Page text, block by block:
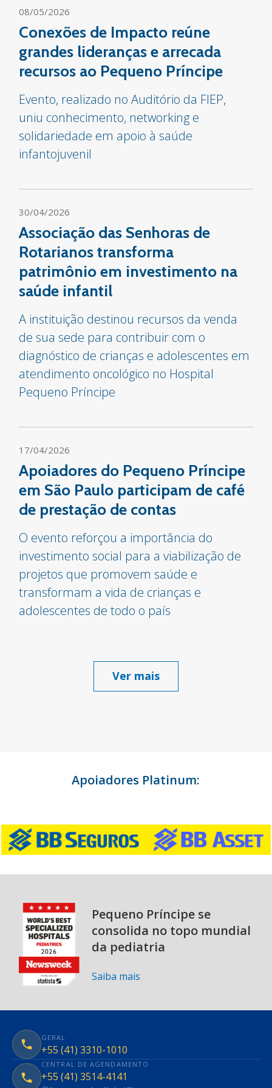
08/05/2026
Conexões de Impacto reúne
grandes lideranças e arrecada
recursos ao Pequeno Príncipe
Evento, realizado no Auditório da FIEP,
uniu conhecimento, networking e
solidariedade em apoio à saúde
infantojuvenil
30/04/2026
Associação das Senhoras de
Rotarianos transforma
patrimônio em investimento na
saúde infantil
A instituição destinou recursos da venda
de sua sede para contribuir com o
diagnóstico de crianças e adolescentes em
atendimento oncológico no Hospital
Pequeno Príncipe
17/04/2026
Apoiadores do Pequeno Príncipe
em São Paulo participam de café
de prestação de contas
O evento reforçou a importância do
investimento social para a viabilização de
projetos que promovem saúde e
transformam a vida de crianças e
adolescentes de todo o país
Ver mais
Apoiadores Platinum:
Pequeno Príncipe se
consolida no topo mundial
da pediatria
Saiba mais
GERAL
+55 (41) 3310-1010
CENTRAL DE AGENDAMENTO
+55 (41) 3514-4141